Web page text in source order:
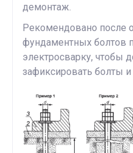
демонтаж.
Рекомендовано после
фундаментных болтов
электросварку, чтобы
зафиксировать болты и